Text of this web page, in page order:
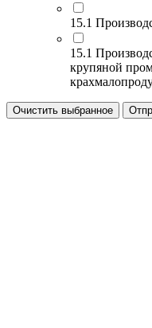
15.1
15.1
крупяной